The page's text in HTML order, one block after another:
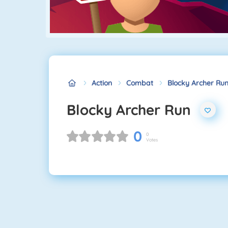
Action Combat Blocky Archer Run
Blocky Archer Run
0
0
Votes